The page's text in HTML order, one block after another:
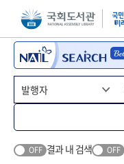
본문 바로가기주메뉴 바로가기
OFF 결과 내 검색 OFF